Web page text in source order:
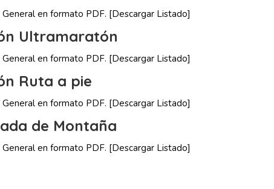
en formato PDF. [Descargar Listado]
Ultramaratón
en formato PDF. [Descargar Listado]
Ruta a pie
en formato PDF. [Descargar Listado]
de Montaña
en formato PDF. [Descargar Listado]